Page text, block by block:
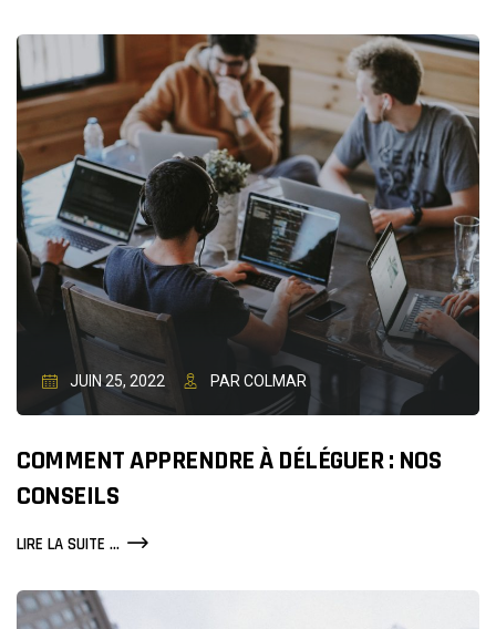
INTERNET
[GUIDE
COMPLET]
JUIN 25, 2022 PAR COLMAR
COMMENT APPRENDRE À DÉLÉGUER : NOS
CONSEILS
LIRE LA SUITE ...COMMENT
À